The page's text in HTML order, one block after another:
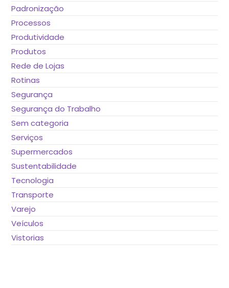
Padronização
Processos
Produtividade
Produtos
Rede de Lojas
Rotinas
Segurança
Segurança do Trabalho
Sem categoria
Serviços
Supermercados
Sustentabilidade
Tecnologia
Transporte
Varejo
Veículos
Vistorias